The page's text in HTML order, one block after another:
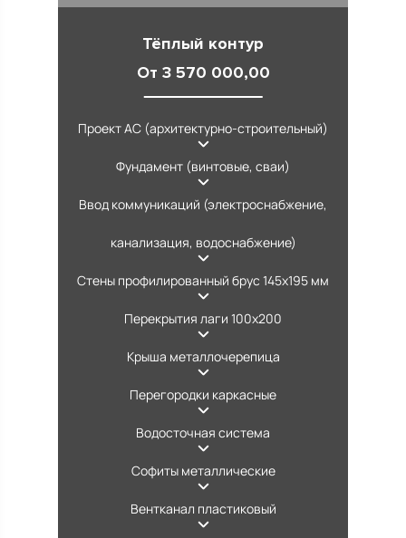
Тёплый контур
От 3 570 000,00
Проект АС (архитектурно-строительный)
Фундамент (винтовые, сваи)
Ввод коммуникаций (электроснабжение,
канализация, водоснабжение)
Стены профилированный брус 145х195 мм
Перекрытия лаги 100х200
Крыша металлочерепица
Перегородки каркасные
Водосточная система
Софиты металлические
Вентканал пластиковый